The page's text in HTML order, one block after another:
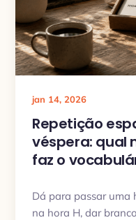
jan 14, 2026
Repetição
véspera: qual
faz o
Dá para passar uma
na hora H, dar